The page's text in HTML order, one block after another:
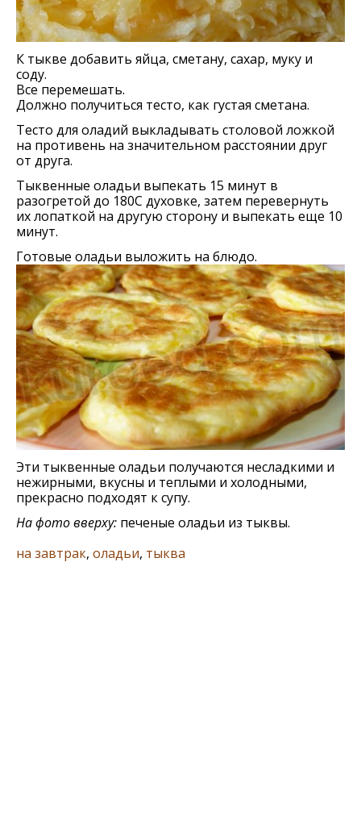
К тыкве добавить яйца, сметану, сахар, муку и
соду.
Все перемешать.
Должно получиться тесто, как густая сметана.
Тесто для оладий выкладывать столовой ложкой
на противень на значительном расстоянии друг
от друга.
Тыквенные оладьи выпекать 15 минут в
разогретой до 180С духовке, затем перевернуть
их лопаткой на другую сторону и выпекать еще 10
минут.
Готовые оладьи выложить на блюдо.
Эти тыквенные оладьи получаются несладкими и
нежирными, вкусны и теплыми и холодными,
прекрасно подходят к супу.
На фото вверху: печеные оладьи из тыквы.
на завтрак, оладьи, тыква